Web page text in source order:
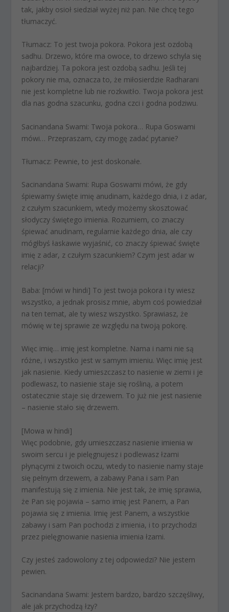
tak, jakby osioł siedział wyżej niż pan. Nie chcę tego
tłumaczyć.
Tłumacz: To jest twoja pokora. Pokora jest ozdobą
sadhu. Drzewo, które ma owoce, to drzewo schyla się
najbardziej. Ta pokora jest ozdobą sadhu. Jeśli tej
pokory nie ma, oznacza to, że miłosierdzie Radharani
nie jest kompletne lub nie rozkwitło. Twoja pokora jest
dla nas godna szacunku, godna czci i godna podziwu.
Sacinandana Swami: Twoja pokora… Rupa Goswami
mówi… Przepraszam, czy mogę zadać pytanie?
Tłumacz: Pewnie, to jest doskonałe.
Sacinandana Swami: Rupa Goswami mówi, że gdy
śpiewamy święte imię anudinam, każdego dnia, i z adar,
z czułym szacunkiem, wtedy możemy skosztować
słodyczy świętego imienia. Rozumiem, co znaczy
śpiewać anudinam, regularnie każdego dnia, ale czy
mógłbyś łaskawie wyjaśnić, co znaczy śpiewać święte
imię z adar, z czułym szacunkiem? Czym jest adar w
relacji?
Baba: [mówi w hindi] To jest twoja pokora i ty wiesz
wszystko, a jednak prosisz mnie, abym coś powiedział
na ten temat, ale ty wiesz wszystko. Sprawiasz, że
mówię w tej sprawie ze względu na twoją pokorę.
Więc imię… imię jest kompletne. Nama i nami nie są
różne, i wszystko jest w samym imieniu. Więc imię jest
jak nasienie. Kiedy umieszczasz to nasienie w ziemi i je
podlewasz, to nasienie staje się rośliną, a potem
ostatecznie staje się drzewem. To już nie jest nasienie
– nasienie stało się drzewem.
[Mowa w hindi]
Więc podobnie, gdy umieszczasz nasienie imienia w
swoim sercu i je pielęgnujesz i podlewasz łzami
płynącymi z twoich oczu, wtedy to nasienie namy staje
się pełnym drzewem, a zabawy Pana i sam Pan
manifestują się z imienia. Nie jest tak, że imię sprawia,
że Pan się pojawia – samo imię jest Panem, a Pan
pojawia się z imienia. Imię jest Panem, a wszystkie
zabawy i sam Pan pochodzi z imienia, i to przychodzi
przez pielęgnowanie nasienia imienia łzami.
Czy jesteś zadowolony z tej odpowiedzi? Nie jestem
pewien.
Sacinandana Swami: Jestem bardzo, bardzo szczęśliwy,
ale jak przychodzą łzy?